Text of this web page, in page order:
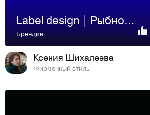
Label design | Рыбное хозяйство РУСЛОВ
Брендинг
Ксения Шихалеева
Фирменный стиль